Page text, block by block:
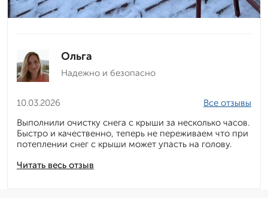
Ольга
Надежно и безопасно
10.03.2026
Читать весь отзыв
Все отзывы
Выполнили очистку снега с крыши за несколько часов.
Быстро и качественно, теперь не переживаем что при
потеплении снег с крыши может упасть на голову.